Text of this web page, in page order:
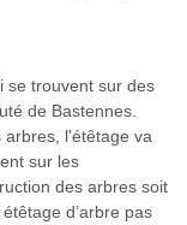
se trouvent sur des
de Bastennes.
l'étêtage va
sur les
des arbres soit
d’arbre pas